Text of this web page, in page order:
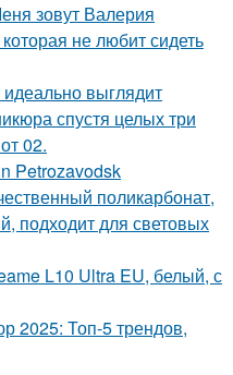
зовут Валерия
не любит сидеть
выглядит
спустя целых три
02.
Petrozavodsk
поликарбонат,
подходит для световых
L10 Ultra EU, белый, с
2025: Топ-5 трендов,